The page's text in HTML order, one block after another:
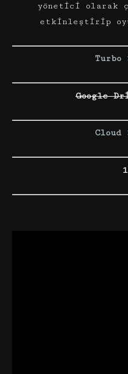
yönetici olarak
etkinleştirip
Turbo
Google
Cloud